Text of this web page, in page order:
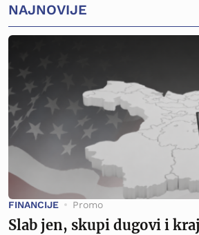
NAJNOVIJE
FINANCIJE Promo
Slab jen, skupi dugovi i